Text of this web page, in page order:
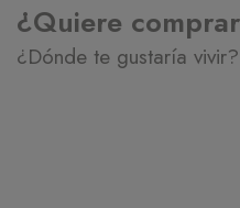
¿Quiere
¿Dónde te gustaría vivir?